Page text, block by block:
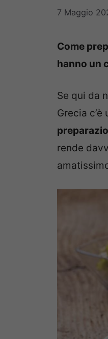
7 Maggio
Come
hanno un
Se qui da
Grecia
rende